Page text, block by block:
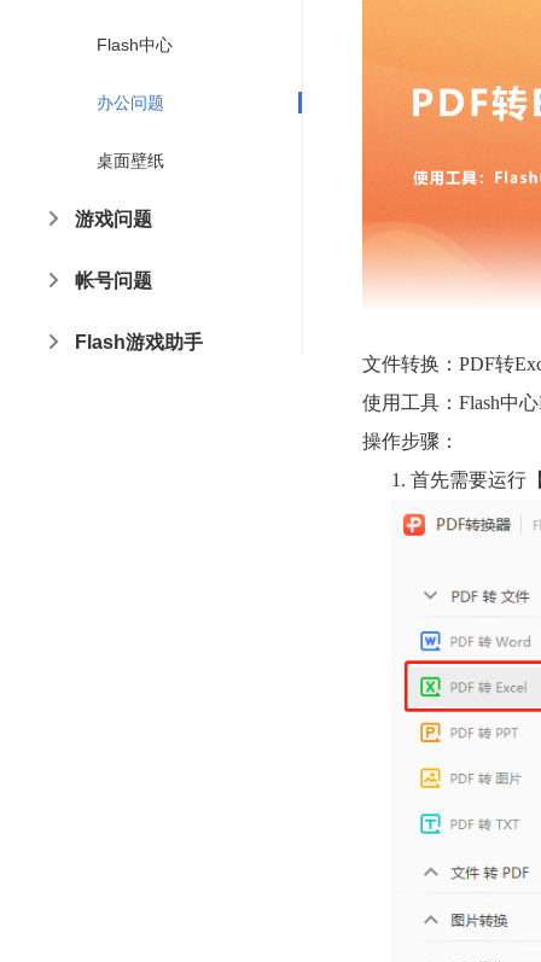
Flash中心
办公问题
桌面壁纸
游戏问题
帐号问题
Flash游戏助手
文件转换：PDF转
使用工具：Flash中
操作步骤：
1. 首先需要运行